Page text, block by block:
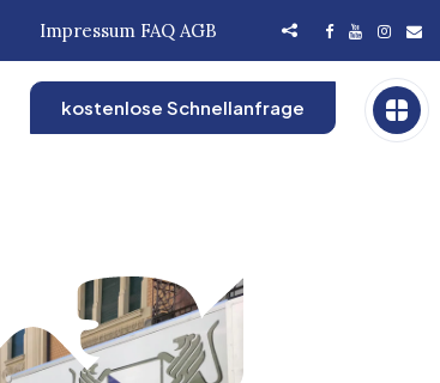
Impressum FAQ AGB
kostenlose Schnellanfrage